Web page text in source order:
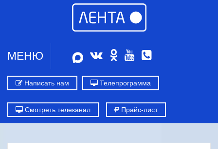
МЕНЮ
Написать нам Телепрограмма
Смотреть телеканал Прайс-лист